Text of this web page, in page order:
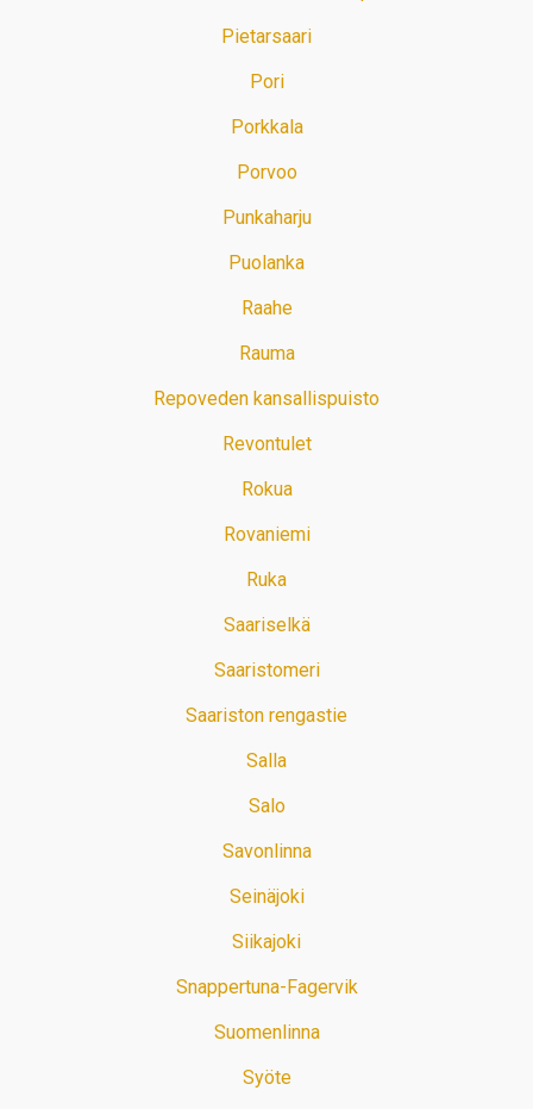
Pietarsaari
Pori
Porkkala
Porvoo
Punkaharju
Puolanka
Raahe
Rauma
Repoveden kansallispuisto
Revontulet
Rokua
Rovaniemi
Ruka
Saariselkä
Saaristomeri
Saariston rengastie
Salla
Salo
Savonlinna
Seinäjoki
Siikajoki
Snappertuna-Fagervik
Suomenlinna
Syöte